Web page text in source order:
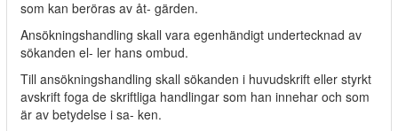
som kan beröras av åt- gärden.
Ansökningshandling skall vara egenhändigt undertecknad av
sökanden el- ler hans ombud.
Till ansökningshandling skall sökanden i huvudskrift eller styrkt
avskrift foga de skriftliga handlingar som han innehar och som
är av betydelse i sa- ken.